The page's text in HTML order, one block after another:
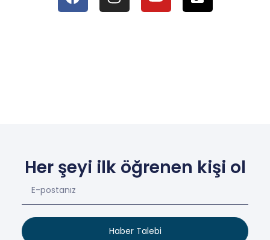
Her şeyi ilk öğrenen kişi ol
Haber Talebi